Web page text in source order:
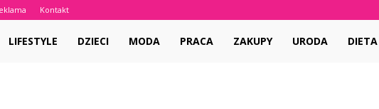
Kontakt
LIFESTYLE DZIECI MODA PRACA ZAKUPY URODA DIETA